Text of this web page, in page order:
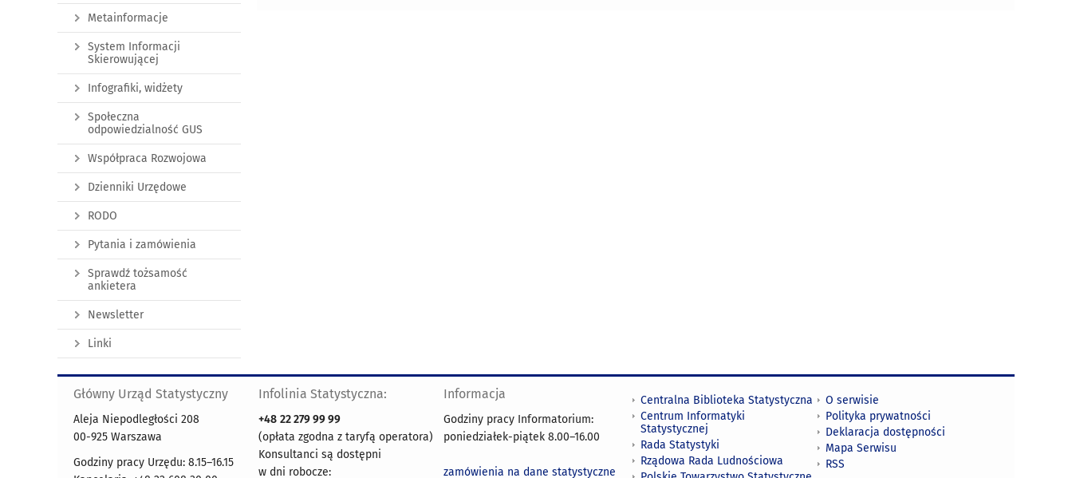
Metainformacje
System Informacji
Skierowującej
Infografiki, widżety
Społeczna
odpowiedzialność GUS
Współpraca Rozwojowa
Dzienniki Urzędowe
RODO
Pytania i zamówienia
Sprawdź tożsamość
ankietera
Newsletter
Linki
Główny Urząd Statystyczny
Aleja Niepodległości 208
00-925 Warszawa
Godziny pracy Urzędu: 8.15–16.15
Infolinia Statystyczna:
+48 22 279 99 99
(opłata zgodna z taryfą operatora)
Konsultanci są dostępni
w dni robocze:
Informacja
Godziny pracy Informatorium:
poniedziałek-piątek 8.00–16.00
zamówienia na dane statystyczne
Centralna Biblioteka Statystyczna
Centrum Informatyki
Statystycznej
Rada Statystyki
Rządowa Rada Ludnościowa
O serwisie
Polityka prywatności
Deklaracja dostępności
Mapa Serwisu
RSS